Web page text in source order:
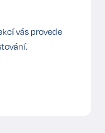
vás provede